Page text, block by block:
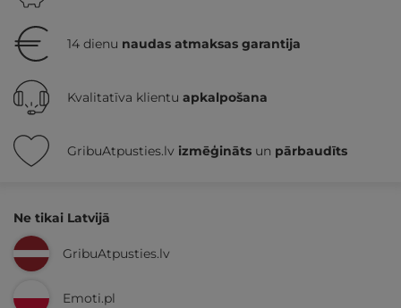
14 dienu naudas atmaksas garantija
Kvalitatīva klientu apkalpošana
GribuAtpusties.lv izmēģināts un pārbaudīts
Ne tikai Latvijā
GribuAtpusties.lv
Emoti.pl